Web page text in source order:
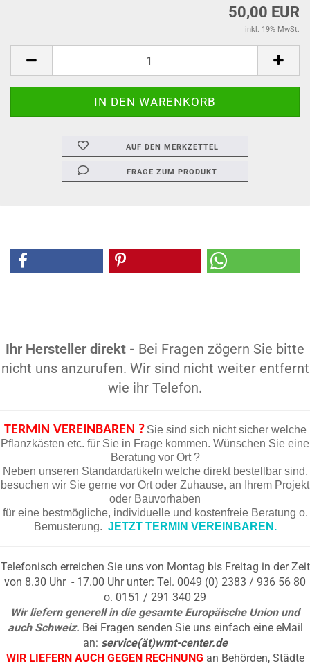
50,00 EUR
inkl. 19% MwSt.
AUF DEN MERKZETTEL
FRAGE ZUM PRODUKT
Ihr Hersteller direkt - Bei Fragen zögern Sie bitte
nicht uns anzurufen. Wir sind nicht weiter entfernt
wie ihr Telefon.
TERMIN VEREINBAREN ? Sie sind sich nicht sicher welche
Pflanzkästen etc. für Sie in Frage kommen. Wünschen Sie eine
Beratung vor Ort ?
Neben unseren Standardartikeln welche direkt bestellbar sind,
besuchen wir Sie gerne vor Ort oder Zuhause, an Ihrem Projekt
oder Bauvorhaben
für eine bestmögliche, individuelle und kostenfreie Beratung o.
Bemusterung. JETZT TERMIN VEREINBAREN.
Telefonisch erreichen Sie uns von Montag bis Freitag in der Zeit
von 8.30 Uhr - 17.00 Uhr unter: Tel. 0049 (0) 2383 / 936 56 80
o. 0151 / 291 340 29
Wir liefern generell in die gesamte Europäische Union und
auch Schweiz. Bei Fragen senden Sie uns einfach eine eMail
an: service(ät)wmt-center.de
WIR LIEFERN AUCH GEGEN RECHNUNG an Behörden, Städte